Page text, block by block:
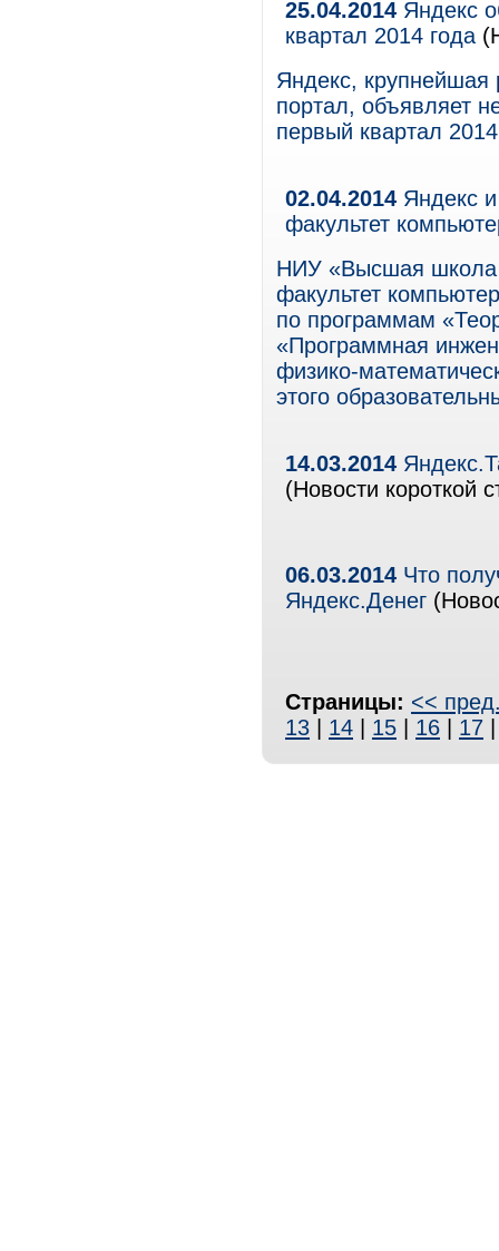
25.04.2014 Яндекс
квартал 2014 года
Яндекс, крупнейшая
портал, объявляет
первый квартал
02.04.2014 Яндекс
факультет
НИУ «Высшая школа
факультет
по программам
«Программная
физико-
этого
14.03.2014
(Новости короткой
06.03.2014 Что
Яндекс.Денег
Страницы: <<
13
14 15 16 17